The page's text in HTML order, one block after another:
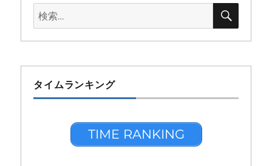
検
索:
検
タイムランキング
TIME RANKING